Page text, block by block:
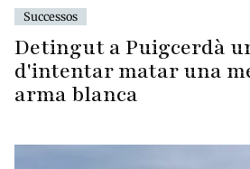
Successos
Detingut a Puigcerdà
d'intentar matar una
arma blanca